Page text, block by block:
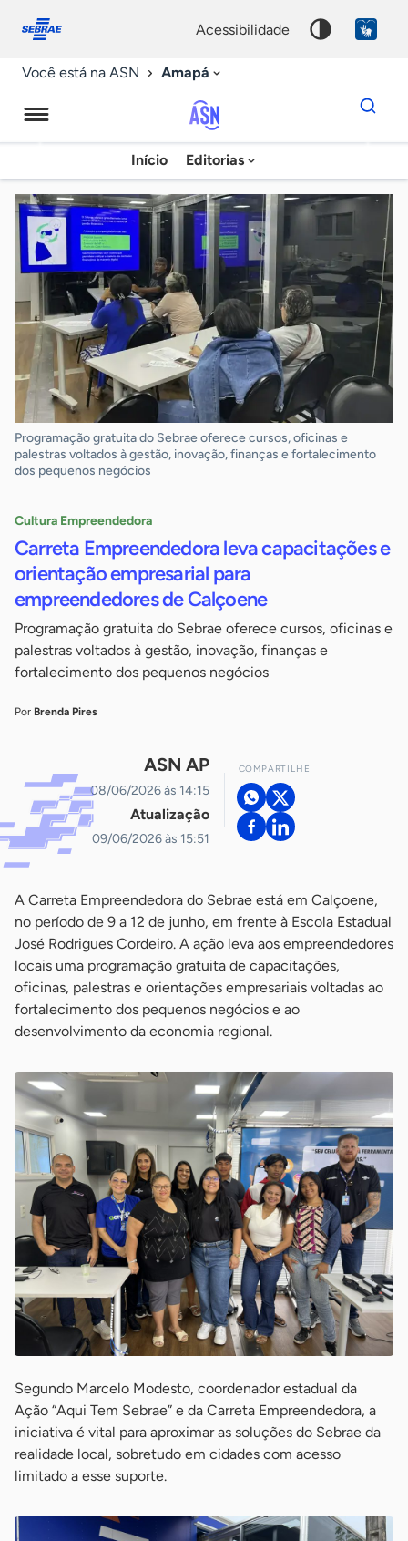
conosco
acessibilidade
Você está na ASN Amapá
Agência
Sebrae
de
Notícias
Início Editorias
Dados
para
chave
Programação gratuita do Sebrae oferece cursos, oficinas e
palestras voltados à gestão, inovação, finanças e fortalecimento
dos pequenos negócios
Cultura Empreendedora
Carreta Empreendedora leva capacitações e
orientação empresarial para
empreendedores de Calçoene
Programação gratuita do Sebrae oferece cursos, oficinas e
palestras voltados à gestão, inovação, finanças e
fortalecimento dos pequenos negócios
Por Brenda Pires
ASN AP
08/06/2026 às 14:15
Atualização
09/06/2026 às 15:51
COMPARTILHE
A Carreta Empreendedora do Sebrae está em Calçoene,
no período de 9 a 12 de junho, em frente à Escola Estadual
José Rodrigues Cordeiro. A ação leva aos empreendedores
locais uma programação gratuita de capacitações,
oficinas, palestras e orientações empresariais voltadas ao
fortalecimento dos pequenos negócios e ao
desenvolvimento da economia regional.
Segundo Marcelo Modesto, coordenador estadual da
Ação “Aqui Tem Sebrae” e da Carreta Empreendedora, a
iniciativa é vital para aproximar as soluções do Sebrae da
realidade local, sobretudo em cidades com acesso
limitado a esse suporte.